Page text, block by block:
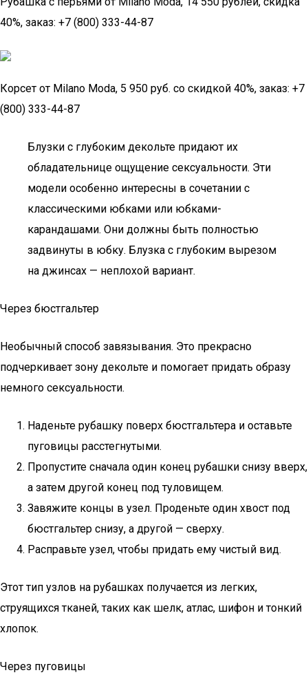
40%, заказ: +7 (800) 333-44-87
Корсет от Milano Moda, 5 950 руб. со скидкой 40%, заказ: +7
(800) 333-44-87
Блузки с глубоким декольте придают их
обладательнице ощущение сексуальности. Эти
модели особенно интересны в сочетании с
классическими юбками или юбками-
карандашами. Они должны быть полностью
задвинуты в юбку. Блузка с глубоким вырезом
на джинсах — неплохой вариант.
Через бюстгальтер
Необычный способ завязывания. Это прекрасно
подчеркивает зону декольте и помогает придать образу
немного сексуальности.
Наденьте рубашку поверх бюстгальтера и оставьте
пуговицы расстегнутыми.
Пропустите сначала один конец рубашки снизу вверх,
а затем другой конец под туловищем.
Завяжите концы в узел. Проденьте один хвост под
бюстгальтер снизу, а другой — сверху.
Расправьте узел, чтобы придать ему чистый вид.
Этот тип узлов на рубашках получается из легких,
струящихся тканей, таких как шелк, атлас, шифон и тонкий
хлопок.
Через пуговицы